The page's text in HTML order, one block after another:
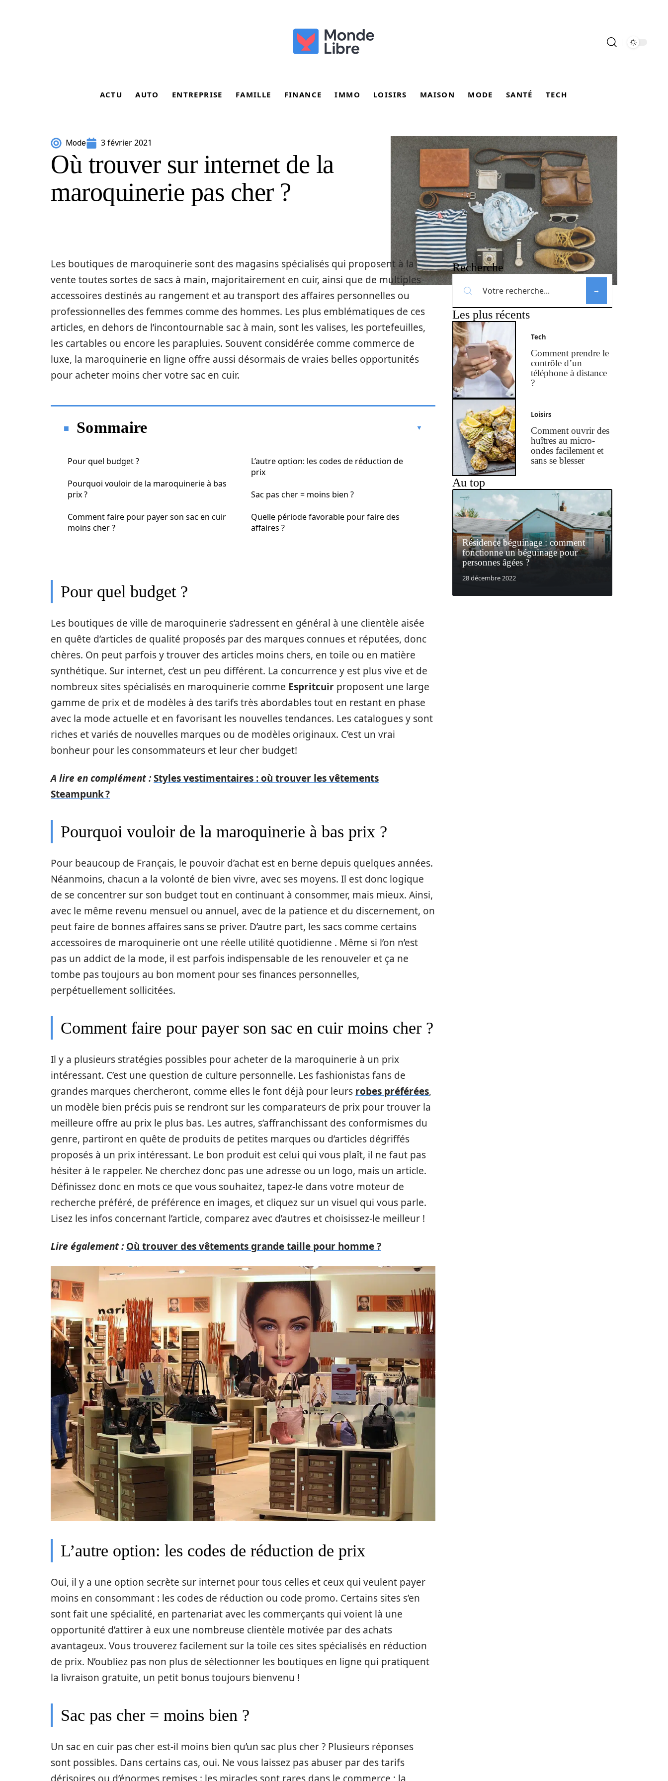
ACTU AUTO ENTREPRISE FAMILLE FINANCE IMMO LOISIRS MAISON MODE SANTÉ TECH
Mode 3 février 2021
Où trouver sur internet de la
maroquinerie pas cher ?
Les boutiques de maroquinerie sont des magasins spécialisés qui proposent à la
vente toutes sortes de sacs à main, majoritairement en cuir, ainsi que de multiples
accessoires destinés au rangement et au transport des affaires personnelles ou
professionnelles des femmes comme des hommes. Les plus emblématiques de ces
articles, en dehors de l’incontournable sac à main, sont les valises, les portefeuilles,
les cartables ou encore les parapluies. Souvent considérée comme commerce de
luxe, la maroquinerie en ligne offre aussi désormais de vraies belles opportunités
pour acheter moins cher votre sac en cuir.
Sommaire
Pour quel budget ?
Pourquoi vouloir de la maroquinerie à bas
prix ?
Comment faire pour payer son sac en cuir
moins cher ?
L’autre option: les codes de réduction de
prix
Sac pas cher = moins bien ?
Quelle période favorable pour faire des
affaires ?
Pour quel budget ?
Les boutiques de ville de maroquinerie s’adressent en général à une clientèle aisée
en quête d’articles de qualité proposés par des marques connues et réputées, donc
chères. On peut parfois y trouver des articles moins chers, en toile ou en matière
synthétique. Sur internet, c’est un peu différent. La concurrence y est plus vive et de
nombreux sites spécialisés en maroquinerie comme Espritcuir proposent une large
gamme de prix et de modèles à des tarifs très abordables tout en restant en phase
avec la mode actuelle et en favorisant les nouvelles tendances. Les catalogues y sont
riches et variés de nouvelles marques ou de modèles originaux. C’est un vrai
bonheur pour les consommateurs et leur cher budget!
A lire en complément :Styles vestimentaires : où trouver les vêtements
Steampunk ?
Pourquoi vouloir de la maroquinerie à bas prix ?
Pour beaucoup de Français, le pouvoir d’achat est en berne depuis quelques années.
Néanmoins, chacun a la volonté de bien vivre, avec ses moyens. Il est donc logique
de se concentrer sur son budget tout en continuant à consommer, mais mieux. Ainsi,
avec le même revenu mensuel ou annuel, avec de la patience et du discernement, on
peut faire de bonnes affaires sans se priver. D’autre part, les sacs comme certains
accessoires de maroquinerie ont une réelle utilité quotidienne . Même si l’on n’est
pas un addict de la mode, il est parfois indispensable de les renouveler et ça ne
tombe pas toujours au bon moment pour ses finances personnelles,
perpétuellement sollicitées.
Comment faire pour payer son sac en cuir moins cher ?
Il y a plusieurs stratégies possibles pour acheter de la maroquinerie à un prix
intéressant. C’est une question de culture personnelle. Les fashionistas fans de
grandes marques chercheront, comme elles le font déjà pour leurs robes préférées,
un modèle bien précis puis se rendront sur les comparateurs de prix pour trouver la
meilleure offre au prix le plus bas. Les autres, s’affranchissant des conformismes du
genre, partiront en quête de produits de petites marques ou d’articles dégriffés
proposés à un prix intéressant. Le bon produit est celui qui vous plaît, il ne faut pas
hésiter à le rappeler. Ne cherchez donc pas une adresse ou un logo, mais un article.
Définissez donc en mots ce que vous souhaitez, tapez-le dans votre moteur de
recherche préféré, de préférence en images, et cliquez sur un visuel qui vous parle.
Lisez les infos concernant l’article, comparez avec d’autres et choisissez-le meilleur !
Lire également : Où trouver des vêtements grande taille pour homme ?
L’autre option: les codes de réduction de prix
Oui, il y a une option secrète sur internet pour tous celles et ceux qui veulent payer
moins en consommant : les codes de réduction ou code promo. Certains sites s’en
sont fait une spécialité, en partenariat avec les commerçants qui voient là une
opportunité d’attirer à eux une nombreuse clientèle motivée par des achats
avantageux. Vous trouverez facilement sur la toile ces sites spécialisés en réduction
de prix. N’oubliez pas non plus de sélectionner les boutiques en ligne qui pratiquent
la livraison gratuite, un petit bonus toujours bienvenu !
Sac pas cher = moins bien ?
Un sac en cuir pas cher est-il moins bien qu’un sac plus cher ? Plusieurs réponses
sont possibles. Dans certains cas, oui. Ne vous laissez pas abuser par des tarifs
dérisoires ou d’énormes remises : les miracles sont rares dans le commerce ; la
Recherche
Les plus récents
Tech
Comment prendre le
contrôle d’un
téléphone à distance
?
Loisirs
Comment ouvrir des
huîtres au micro-
ondes facilement et
sans se blesser
Au top
Résidence béguinage : comment
fonctionne un béguinage pour
personnes âgées ?
28 décembre 2022